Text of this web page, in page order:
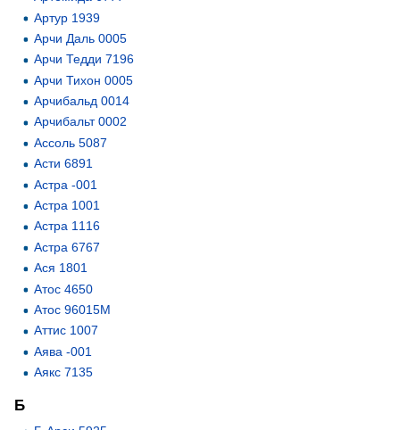
Артур 1939
Арчи Даль 0005
Арчи Тедди 7196
Арчи Тихон 0005
Арчибальд 0014
Арчибальт 0002
Ассоль 5087
Асти 6891
Астра -001
Астра 1001
Астра 1116
Астра 6767
Ася 1801
Атос 4650
Атос 96015М
Аттис 1007
Аява -001
Аякс 7135
Б